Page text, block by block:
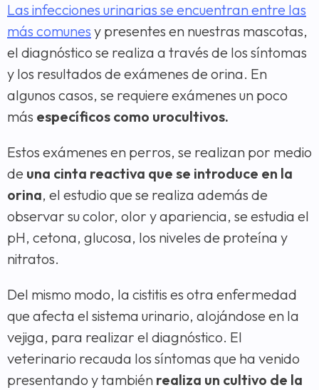
Las infecciones urinarias se encuentran entre las
más comunes y presentes en nuestras mascotas,
el diagnóstico se realiza a través de los síntomas
y los resultados de exámenes de orina. En
algunos casos, se requiere exámenes un poco
más específicos como urocultivos.
Estos exámenes en perros, se realizan por medio
de una cinta reactiva que se introduce en la
orina, el estudio que se realiza además de
observar su color, olor y apariencia, se estudia el
pH, cetona, glucosa, los niveles de proteína y
nitratos.
Del mismo modo, la cistitis es otra enfermedad
que afecta el sistema urinario, alojándose en la
vejiga, para realizar el diagnóstico. El
veterinario recauda los síntomas que ha venido
presentando y también realiza un cultivo de la